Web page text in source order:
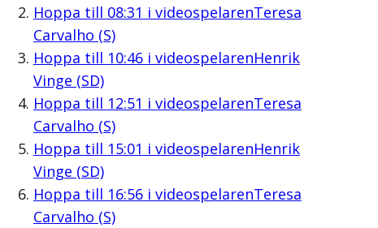
Hoppa till 08:31 i videospelarenTeresa
Carvalho (S)
Hoppa till 10:46i videospelarenHenrik
Vinge (SD)
Hoppa till 12:51 i videospelarenTeresa
Carvalho (S)
Hoppa till 15:01 i videospelarenHenrik
Vinge (SD)
Hoppa till 16:56i videospelarenTeresa
Carvalho (S)